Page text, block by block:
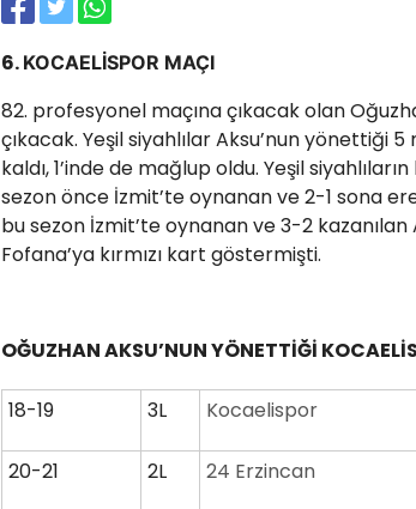
6. KOCAELİSPOR MAÇI
82. profesyonel maçına çıkacak olan
çıkacak. Yeşil siyahlılar Aksu’nun yönettiği 5
kaldı, 1’inde de mağlup oldu. Yeşil
sezon önce İzmit’te oynanan ve 2-1 sona
bu sezon İzmit’te oynanan ve 3-2 kazanılan
Fofana’ya kırmızı kart göstermişti.
OĞUZHAN AKSU’NUN YÖNETTİĞİ
18-19 3L Kocaelispor
20-21 2L 24 Erzincan